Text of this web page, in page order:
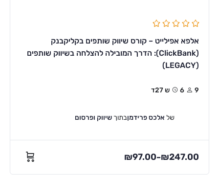
אלפא אפילייט – קורס שיווק שותפים בקליקבנק
(ClickBank): הדרך המובילה להצלחה בשיווק שותפים
(LEGACY)
9 6ש 27ד
של אלכס פרידמןבתוך שיווק ופרסום
₪97.00–₪247.00